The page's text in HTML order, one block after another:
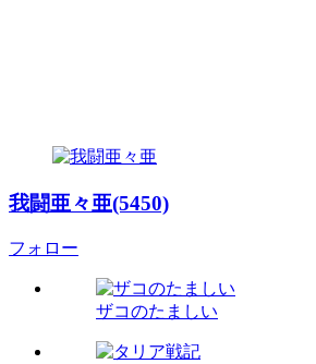
我闘亜々亜(5450)
フォロー
ザコのたましい